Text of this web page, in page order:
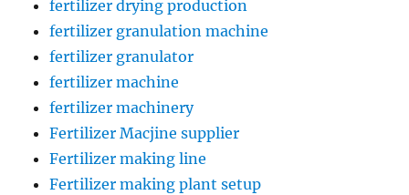
fertilizer drying production
fertilizer granulation machine
fertilizer granulator
fertilizer machine
fertilizer machinery
Fertilizer Macjine supplier
Fertilizer making line
Fertilizer making plant setup